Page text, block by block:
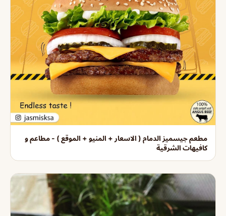
مطعم جيسميز الدمام ( الاسعار + المنيو + الموقع ) - مطاعم و
كافيهات الشرقية